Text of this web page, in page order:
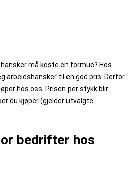
må koste en formue? Hos
arbeidshansker til en god pris. Derfor
hos oss. Prisen per stykk blir
du kjøper (gjelder utvalgte
bedrifter hos